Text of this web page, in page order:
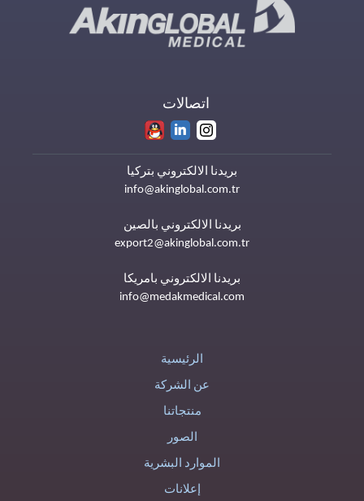
اتصالات
بريدنا الالكتروني بتركيا
info@akinglobal.com.tr
بريدنا الالكتروني بالصين
export2@akinglobal.com.tr
بريدنا الالكتروني بامريكا
info@medakmedical.com
الرئيسية
عن الشركة
منتجاتنا
الصور
الموارد البشرية
إعلانات